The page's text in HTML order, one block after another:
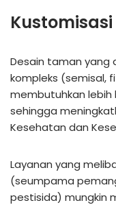
Desain taman yang
kompleks (semisal,
membutuhkan lebih
sehingga
Kesehatan dan
Layanan yang
(seumpama
pestisida) mungkin